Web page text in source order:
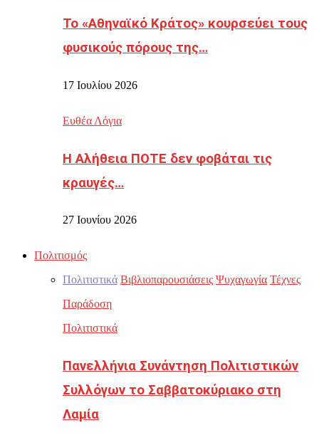
Το «Αθηναϊκό Κράτος» κουρσεύει τους
φυσικούς πόρους της…
17 Ιουλίου 2026
Ευθέα Λόγια
Η Αλήθεια ΠΟΤΕ δεν φοβάται τις
κραυγές…
27 Ιουνίου 2026
Πολιτισμός
Πολιτιστικά Βιβλιοπαρουσιάσεις Ψυχαγωγία Τέχνες
Παράδοση
Πολιτιστικά
Πανελλήνια Συνάντηση Πολιτιστικών
Συλλόγων το Σαββατοκύριακο στη
Λαμία